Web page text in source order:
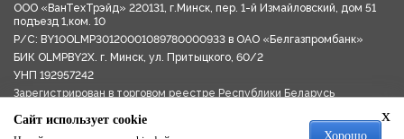
ООО «ВанТехТрэйд» 220131, г.Минск, пер. 1-й Измайловский, дом 51
подъезд 1,ком. 10
Р/С: BY10OLMP30120001089780000933 в OАО «Белгазпромбанк»
БИК OLMPBY2X. г. Минск, ул. Притыцкого, 60/2
УНП 192957242
Зарегистрирован в торговом реестре Республики Беларусь
Свидетельство о регистрации № 192957242выдано 18.08.2017
x
Сайт использует cookie
Хорошо